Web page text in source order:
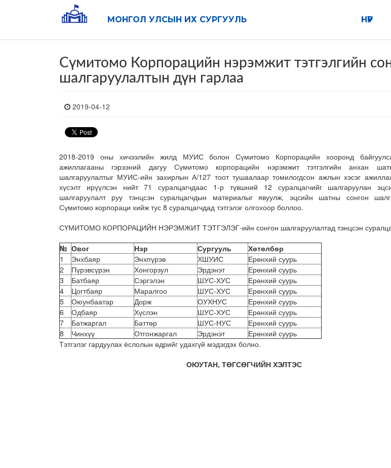
МОНГОЛ УЛСЫН ИХ СУРГУУЛЬ НҮҮР
Сүмитомо Корпорацийн нэрэмжит тэтгэлгийн
шалгаруулалтын дүн гарлаа
2019-04-12
2018-2019 оны хичээлийн жилд МУИС болон Сүмитомо Корпорацийн хооронд
ажиллагааны гэрээний дагуу Сүмитомо корпорацийн нэрэмжит тэтгэлгийн анхан
шалгаруулалтыг МУИС-ийн захирлын А/127 тоот тушаалаар томилогдсон ажлын хэсэг
хүсэлт ирүүлсэн нийт 71 суралцагчдаас 1-р түвшний 12 суралцагчийг шалгаруулан
шалгаруулалт руу тэнцсэн суралцагчдын материалыг явуулж, эцсийн шатны сонгон
Сүмитомо корпораци хийж тус 8 суралцагчдад тэтгэлэг олгохоор боллоо.
СҮМИТОМО КОРПОРАЦИЙН НЭРЭМЖИТ ТЭТГЭЛЭГ-ийн сонгон шалгаруулалтад тэнцсэн
№ Овог Нэр Сургууль
Хөтөлбөр
1
Энхбаяр Энхпүрэв ХШУИС
Ерөнхий суурь
2
Пүрэвсүрэн Хонгорзул Эрдэнэт
Ерөнхий суурь
3
Батбаяр Сэргэлэн ШУС-ХУС
Ерөнхий суурь
4
Цогтбаяр Маралгоо ШУС-ХУС
Ерөнхий суурь
5
Оюунбаатар Дорж ОУХНУС
Ерөнхий суурь
6
Одбаяр Хүслэн ШУС-ХУС
Ерөнхий суурь
7
Батжаргал Баттөр ШУС-НУС
Ерөнхий суурь
8
Чинхүү Отгонжаргал Эрдэнэт
Ерөнхий суурь
Тэтгэлэг гардуулах ёслолын өдрийг удахгүй мэдэгдэх болно.
ОЮУТАН, ТӨГСӨГЧИЙН ХЭЛТЭС